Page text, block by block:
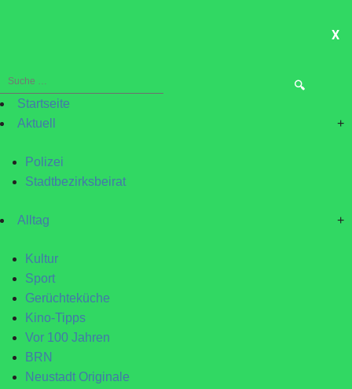
X
Suche
nach:Startseite
Aktuell
+
Polizei
Stadtbezirksbeirat
Alltag +
Kultur
Sport
Gerüchteküche
Kino-Tipps
Vor 100 Jahren
BRN
Neustadt Originale